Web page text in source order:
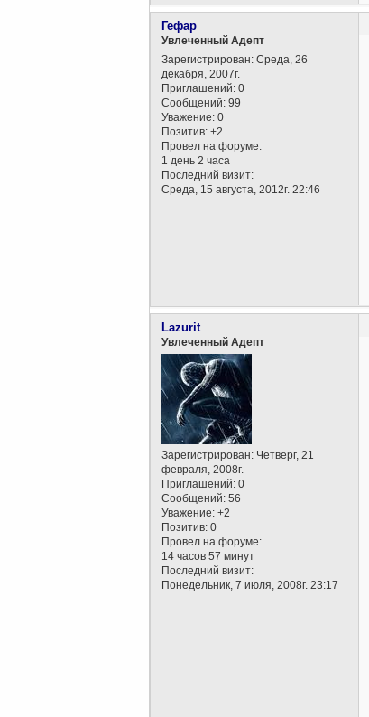
Гефар
Увлеченный Адепт
Зарегистрирован: Среда, 26
декабря, 2007г.
Приглашений: 0
Сообщений: 99
Уважение: 0
Позитив: +2
Провел на форуме:
1 день 2 часа
Последний визит:
Среда, 15 августа, 2012г. 22:46
Lazurit
Увлеченный Адепт
Зарегистрирован: Четверг, 21
февраля, 2008г.
Приглашений: 0
Сообщений: 56
Уважение: +2
Позитив: 0
Провел на форуме:
14 часов 57 минут
Последний визит:
Понедельник, 7 июля, 2008г. 23:17